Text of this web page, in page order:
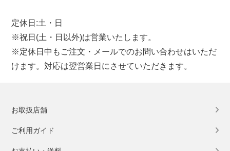
定休日:土・日
※祝日(土・日以外)は営業いたします。
※定休日中もご注文・メールでのお問い合わせはいただ
けます。対応は翌営業日にさせていただきます。
お取扱店舗
ご利用ガイド